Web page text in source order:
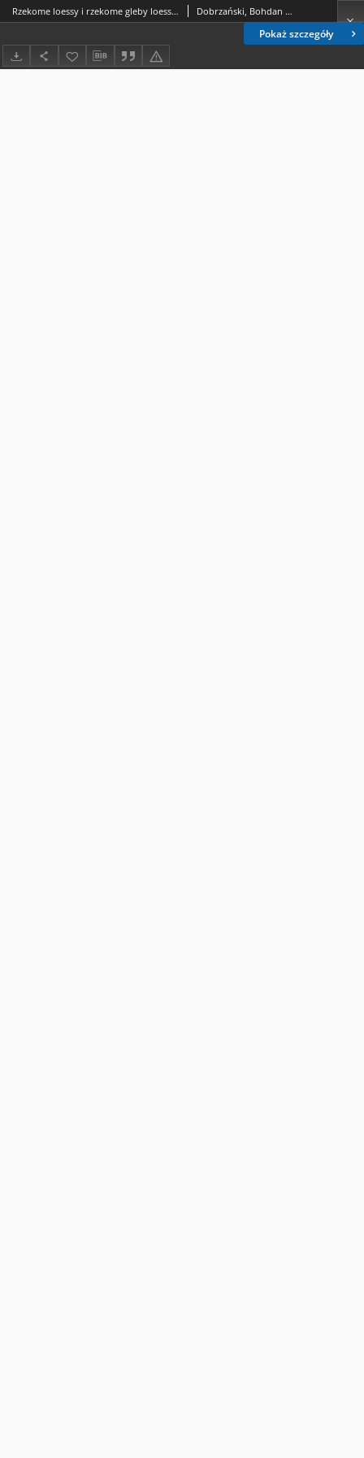
Pokaż szczegóły
Rzekome loessy i rzekome gleby loessowe okolic Leżajska Dobrzański, Bohdan (1909-1987); Malicki, Adam (1907-1981)